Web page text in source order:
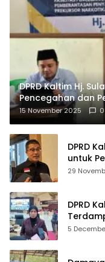
DPRD Kaltim Hj.
Pencegahan dan
15 November 2025 0
DPRD
untuk
Agama
29
DPRD
Pusat
5